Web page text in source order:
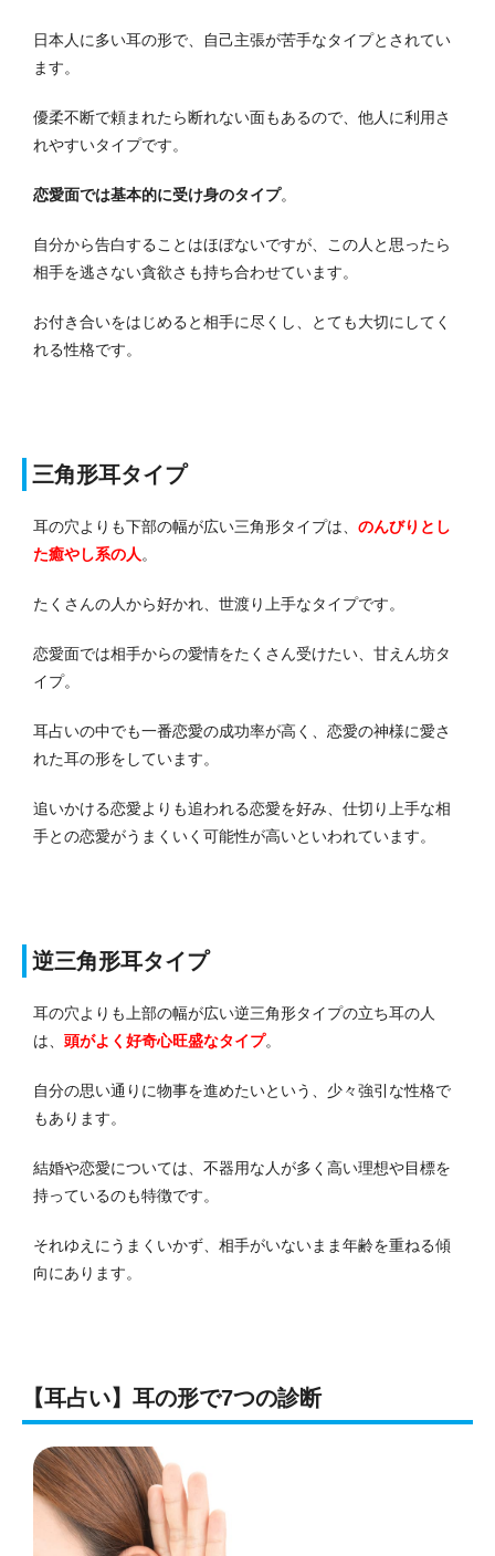
日本人に多い耳の形で、自己主張が苦手なタイプとされてい
ます。
優柔不断で頼まれたら断れない面もあるので、他人に利用さ
れやすいタイプです。
恋愛面では基本的に受け身のタイプ。
自分から告白することはほぼないですが、この人と思ったら
相手を逃さない貪欲さも持ち合わせています。
お付き合いをはじめると相手に尽くし、とても大切にしてく
れる性格です。
三角形耳タイプ
耳の穴よりも下部の幅が広い三角形タイプは、 のんびりとし
た癒やし系の人 。
たくさんの人から好かれ、世渡り上手なタイプです。
恋愛面では相手からの愛情をたくさん受けたい、甘えん坊タ
イプ。
耳占いの中でも一番恋愛の成功率が高く、恋愛の神様に愛さ
れた耳の形をしています。
追いかける恋愛よりも追われる恋愛を好み、仕切り上手な相
手との恋愛がうまくいく可能性が高いといわれています。
逆三角形耳タイプ
耳の穴よりも上部の幅が広い逆三角形タイプの立ち耳の人
は、 頭がよく好奇心旺盛なタイプ。
自分の思い通りに物事を進めたいという、少々強引な性格で
もあります。
結婚や恋愛については、不器用な人が多く高い理想や目標を
持っているのも特徴です。
それゆえにうまくいかず、相手がいないまま年齢を重ねる傾
向にあります。
【耳占い】耳の形で7つの診断